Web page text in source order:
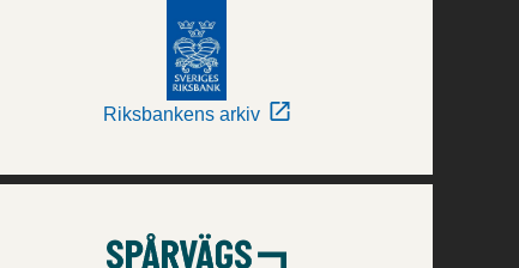
Riksbankens arkiv